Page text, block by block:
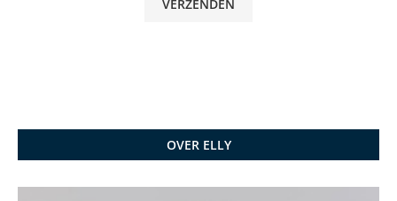
OVER ELLY